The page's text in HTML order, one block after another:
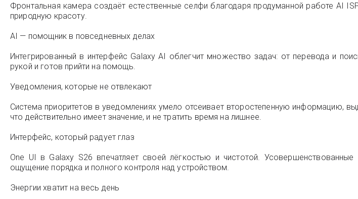
Фронтальная камера создаёт естественные селфи благодаря продуманной работе AI
природную красоту.
AI — помощник в повседневных делах
Интегрированный в интерфейс Galaxy AI облегчит множество задач: от перевода и
рукой и готов прийти на помощь.
Уведомления, которые не отвлекают
Система приоритетов в уведомлениях умело отсеивает второстепенную информацию,
что действительно имеет значение, и не тратить время на лишнее.
Интерфейс, который радует глаз
One UI в Galaxy S26 впечатляет своей лёгкостью и чистотой.
ощущение порядка и полного контроля над устройством.
Энергии хватит на весь день